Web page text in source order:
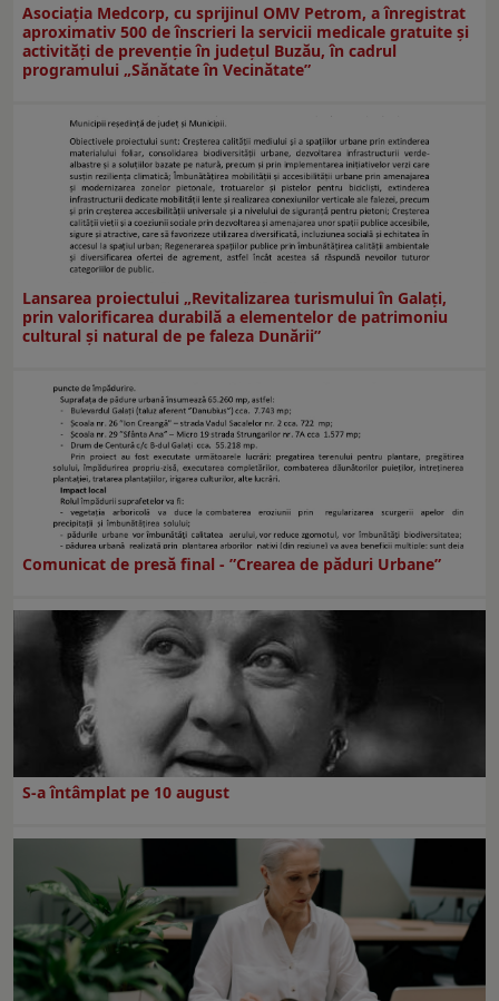
Asociația Medcorp, cu sprijinul OMV Petrom, a înregistrat
aproximativ 500 de înscrieri la servicii medicale gratuite și
activități de prevenție în județul Buzău, în cadrul
programului „Sănătate în Vecinătate”
Lansarea proiectului „Revitalizarea turismului în Galați,
prin valorificarea durabilă a elementelor de patrimoniu
cultural și natural de pe faleza Dunării”
Comunicat de presă final - ”Crearea de păduri Urbane”
S-a întâmplat pe 10 august